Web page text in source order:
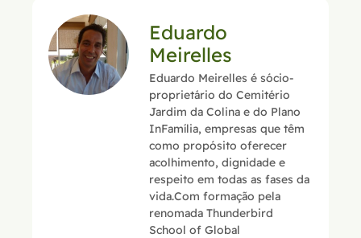
Eduardo
Meirelles
Eduardo Meirelles é sócio-
proprietário do Cemitério
Jardim da Colina e do Plano
InFamília, empresas que têm
como propósito oferecer
acolhimento, dignidade e
respeito em todas as fases da
vida.Com formação pela
renomada Thunderbird
School of Global